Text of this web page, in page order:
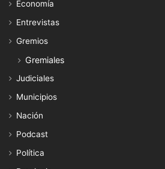
Economía
Entrevistas
Gremios
Gremiales
Judiciales
Municipios
Nación
Podcast
Política